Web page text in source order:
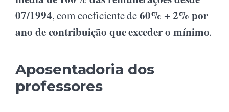
07/1994, com coeficiente de60% + 2% por
ano de contribuição que exceder o mínimo.
Aposentadoria dos
professores